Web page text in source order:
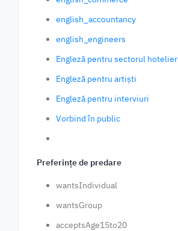
english_accountancy
english_engineers
Engleză pentru sectorul hotelier
Engleză pentru artiști
Engleză pentru interviuri
Vorbind în public
Preferințe de predare
wantsIndividual
wantsGroup
acceptsAge15to20